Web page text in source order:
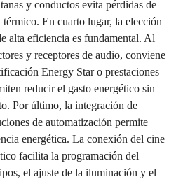
y conductos evita pérdidas de
En cuarto lugar, la elección
alta eficiencia es fundamental. Al
y receptores de audio, conviene
Energy Star o prestaciones
reducir el gasto energético sin
Por último, la integración de
de automatización permite
energética. La conexión del cine
facilita la programación del
el ajuste de la iluminación y el